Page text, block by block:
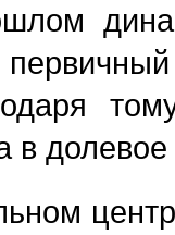
в долевое